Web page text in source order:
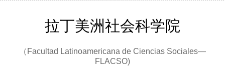
拉丁美洲社会科学院
（Facultad Latinoamericana de Ciencias Sociales—
FLACSO)